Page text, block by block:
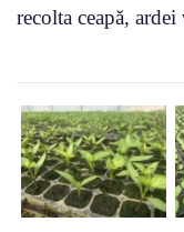
recolta ceapă,